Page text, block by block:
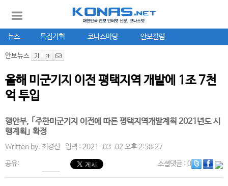
뉴스 특집기획 코나스마당 안보칼럼
안보뉴스
올해 미군기지 이전 평택지역 개발에 1조 7천
억 투입
행안부, ｢주한미군기지 이전에 따른 평택지역개발계획 2021년도 시
행계획｣ 확정
Written by. 최경선 입력 : 2021-03-02 오후 2:58:27
공유: 소셜댓글: 0